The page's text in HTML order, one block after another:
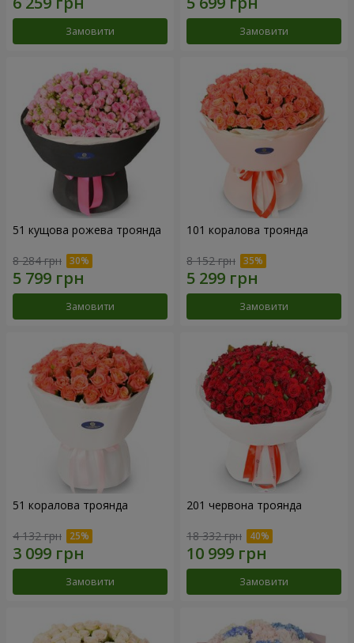
Замовити Замовити
51 кущова рожева троянда
8 284 грн
Замовити
101 коралова троянда
8 152 грн
Замовити
51 коралова троянда
4 132 грн
Замовити
201 червона троянда
18 332 грн
Замовити